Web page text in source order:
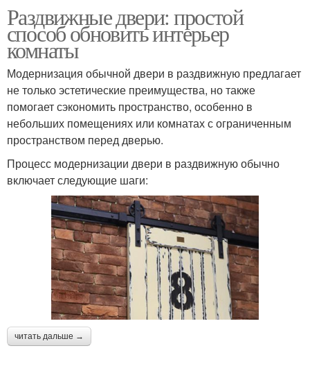
Раздвижные двери: простой
способ обновить интерьер
комнаты
Модернизация обычной двери в раздвижную предлагает
не только эстетические преимущества, но также
помогает сэкономить пространство, особенно в
небольших помещениях или комнатах с ограниченным
пространством перед дверью.
Процесс модернизации двери в раздвижную обычно
включает следующие шаги:
читать дальше →